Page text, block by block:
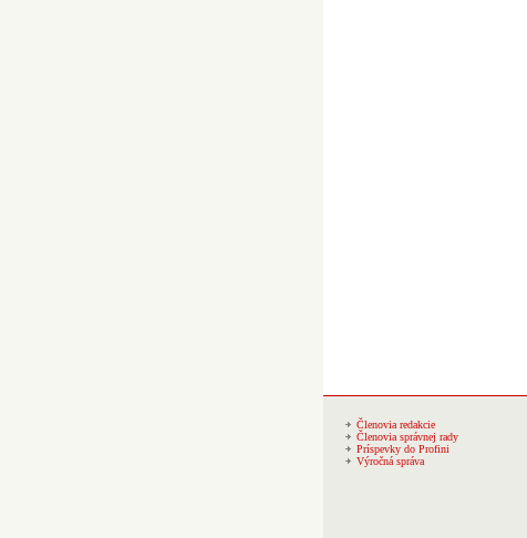
Členovia redakcie
Členovia správnej rady
Príspevky do Profini
Výročná správa